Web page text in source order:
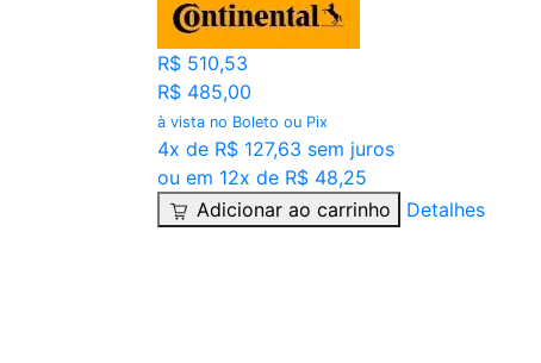
R$ 510,53
R$ 485,00
à vista no Boleto ou Pix
4x de R$ 127,63 sem juros
ou em 12x de R$ 48,25
Adicionar ao carrinho
Detalhes